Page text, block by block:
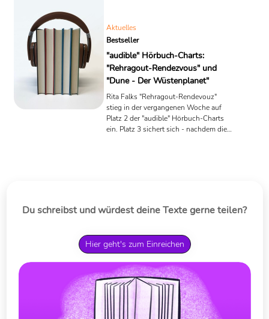
Aktuelles
Bestseller
"audible" Hörbuch-Charts:
"Rehragout-Rendezvous" und
"Dune - Der Wüstenplanet"
Rita Falks "Rehragout-Rendevouz"
stieg in der vergangenen Woche auf
Platz 2 der "audible" Hörbuch-Charts
ein. Platz 3 sichert sich - nachdem die
Du schreibst und würdest deine Texte gerne teilen?
Hier geht's zum Einreichen